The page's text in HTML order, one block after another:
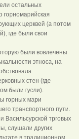
остальных
горномарийская
церквей (а потом
где были свои
были вовлечены
этноса, на
стен (где
были гусли).
горных мари
транспортного пути.
Васильсурской трговых
слушали других
в традиционном